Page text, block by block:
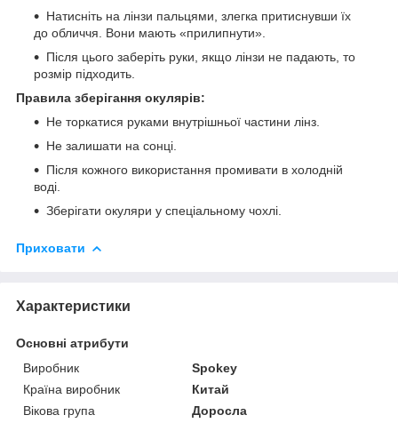
Натисніть на лінзи пальцями, злегка притиснувши їх
до обличчя. Вони мають «прилипнути».
Після цього заберіть руки, якщо лінзи не падають, то
розмір підходить.
Правила зберігання окулярів:
Не торкатися руками внутрішньої частини лінз.
Не залишати на сонці.
Після кожного використання промивати в холодній
воді.
Зберігати окуляри у спеціальному чохлі.
Приховати
Характеристики
Основні атрибути
Виробник
Spokey
Країна виробник
Китай
Вікова група
Доросла